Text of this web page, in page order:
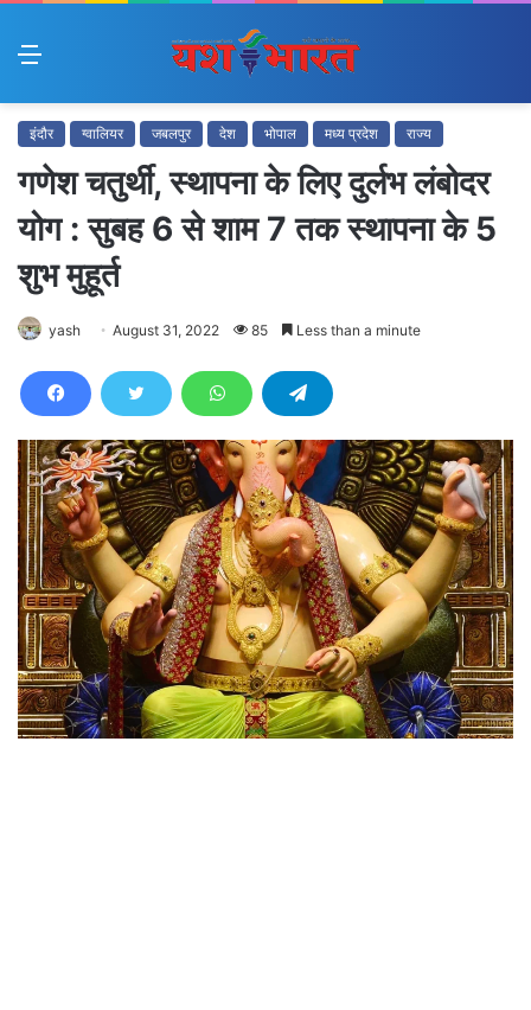
Menu
इंदौर ग्वालियर जबलपुर देश भोपाल मध्य प्रदेश राज्य
गणेश चतुर्थी, स्थापना के लिए दुर्लभ लंबोदर
योग : सुबह 6 से शाम 7 तक स्थापना के 5
शुभ मुहूर्त
yash August 31, 2022 85 Less than a minute